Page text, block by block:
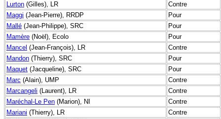
Lurton (Gilles), LR
Contre
Maggi (Jean-Pierre), RRDP
Pour
Mallé (Jean-Philippe), SRC
Pour
Mamère (Noël), Ecolo
Pour
Mancel (Jean-François), LR
Contre
Mandon (Thierry), SRC
Pour
Maquet (Jacqueline), SRC
Pour
Marc (Alain), UMP
Contre
Marcangeli (Laurent), LR
Contre
Maréchal-Le Pen (Marion), NI
Contre
Mariani (Thierry), LR
Contre